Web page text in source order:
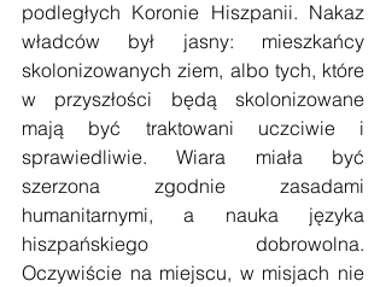
podległych Koronie Hiszpanii. Nakaz
władców był jasny: mieszkańcy
skolonizowanych ziem, albo tych, które
w przyszłości będą skolonizowane
mają być traktowani uczciwie i
sprawiedliwie. Wiara miała być
szerzona zgodnie zasadami
humanitarnymi, a nauka języka
hiszpańskiego dobrowolna.
Oczywiście na miejscu, w misjach nie